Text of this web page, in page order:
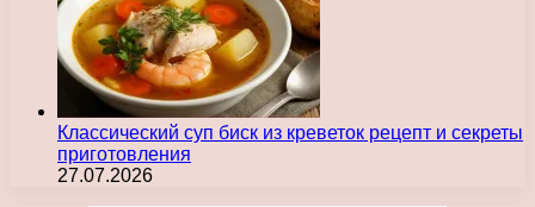
Классический суп биск из креветок рецепт и секреты
приготовления
27.07.2026